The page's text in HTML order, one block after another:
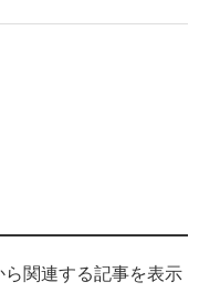
ら関連する記事を表示